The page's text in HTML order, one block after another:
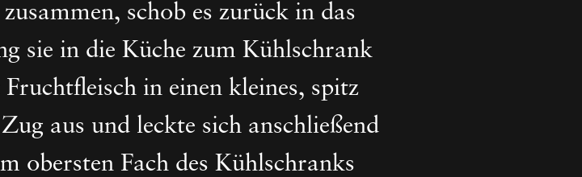
schob es zurück in das
sie in die Küche zum Kühlschrank
in einen kleines, spitz
aus und leckte sich anschließend
obersten Fach des Kühlschranks